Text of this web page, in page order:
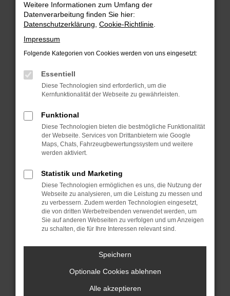
Beim Laden ist ein Fehler aufgetreten.
Hier sind ein paar Tipps, die dir helfen können:
Überprüfe deine Firewall und deine
Internetverbindung.
deine Suchmaschine?
Prüfe deine Browsererweiterungen.
können das Laden bestimmter Seiten
verhindern. Funktioniert die Seite in einem
anderen Browser oder in einem privaten
Fenster?
Starte dein Gerät neu.
Das kann manchmal helfen,
vorübergehende Probleme zu beheben.
Stelle sicher, dass dein Browser und dein
Betriebssystem auf dem neuesten Stand
Veraltete Software birgt nicht nur ein
führen, dass bestimmte Funktionen nicht
mehr unterstützt werden.
Weitere Informationen zum Umfang der
Datenverarbeitung finden Sie hier:
Datenschutzerklärung Cookie-Richtlinie
Impressum
Folgende Kategorien von Cookies werden von uns eingesetzt:
Essentiell
Diese Technologien sind erforderlich, um die
Kernfunktionalität der Webseite zu gewährleisten.
Funktional
Diese Technologien bieten die bestmögliche Funktionalität
der Webseite. Services von Drittanbietern wie Google
Maps, Chats, Fahrzeugbewertungssystem und weitere
werden aktiviert.
Statistik und Marketing
Diese Technologien ermöglichen es uns, die Nutzung der
Webseite zu analysieren, um die Leistung zu messen und
zu verbessern. Zudem werden Technologien eingesetzt,
die von dritten Werbetreibenden verwendet werden, um
Sie auf anderen Webseiten zu verfolgen und um Anzeigen
zu schalten, die für Ihre Interessen relevant sind.
Speichern
Optionale Cookies ablehnen
Alle akzeptieren